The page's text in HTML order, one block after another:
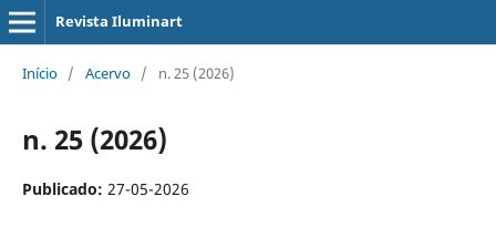
Revista Iluminart
Início / Acervo / n. 25 (2026)
n. 25 (2026)
Publicado: 27-05-2026